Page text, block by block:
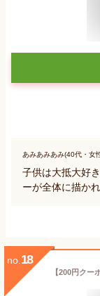
あみあみあみ(40代・女
子供は大抵大好
ーが全体に描か
no. 18